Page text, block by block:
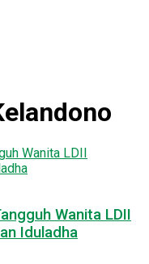
Wanita LDII
Iduladha